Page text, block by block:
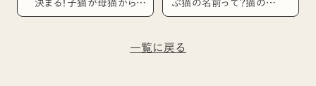
決まる！子猫が母猫から教
わる四つのルールとは
一覧に戻る
ぶ猫の名前って？猫の名
前の画数から見る性格や